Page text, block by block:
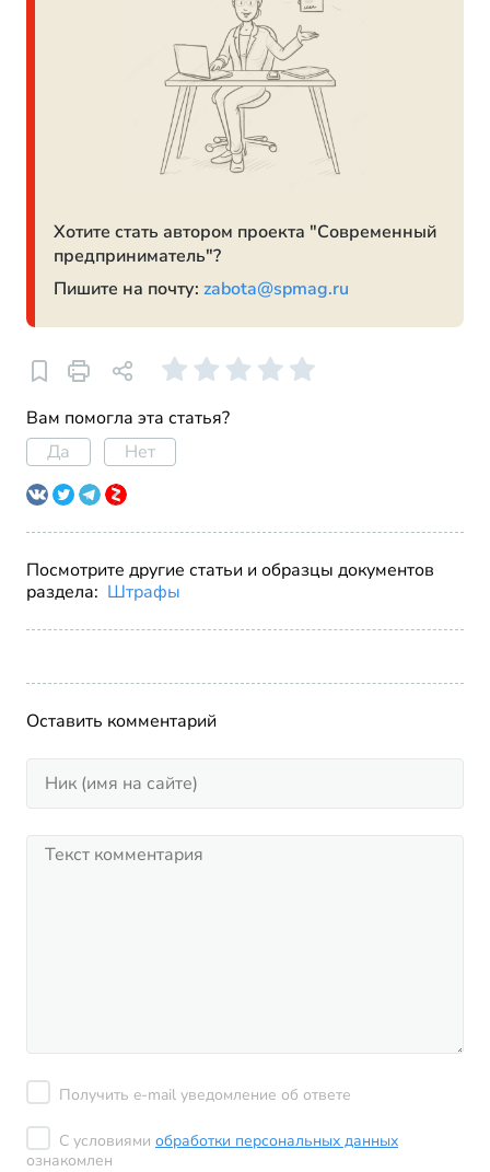
Хотите стать автором проекта "Современный
предприниматель"?
Пишите на почту: zabota@spmag.ru
Вам помогла эта статья?
Да
Нет
Посмотрите другие статьи и образцы документов
раздела: Штрафы
Оставить комментарий
Получить e-mail уведомление об ответе
С условиями обработки персональных данных
ознакомлен